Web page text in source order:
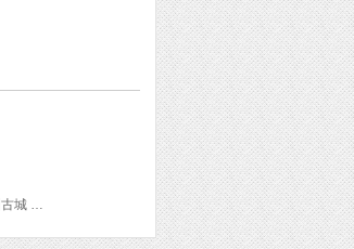
潮汕站 牌坊街 开元寺 广济桥 韩文公祠 载阳茶馆(牌坊街店) 阿彬牛肉 潮镇老尾牛杂(环城西路店) 潮州载阳客栈 潮州古城 西马路 品羽茶居 潮州西湖 中国瓷都陈列馆 潮州市博物馆 潮州东方国际茶都 同福食府 海阳县儒学宫 饶宗颐学术馆 潮膳楼·潮州菜(古城店) 凤凰天池 潮州滨江长廊 时间轴咖啡厅 玩美时代艺术生活馆 人才咖啡 韩山师范学院 潮州宰辅第客栈 潮州御酒店 潮州慢居客栈 潮州大街小院客栈 潮州木棉公馆 莲华素食府 老大小食老尾春饼 司徒世家 龙湖古寨 潮州沁园春客栈 厚记小食 潮州市粤运中心客运站 青龙古庙